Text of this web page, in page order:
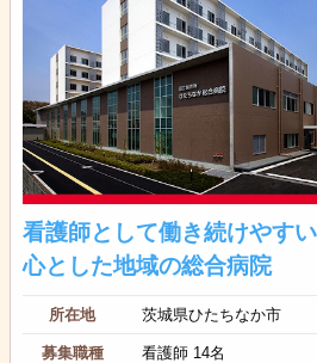
看護師として働き続けやす
心とした地域の総合病院
所在地 茨城県ひたちなか市
募集職種 看護師 14名